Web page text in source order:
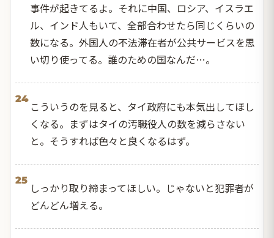
事件が起きてるよ。それに中国、ロシア、イスラエ
ル、インド人もいて、全部合わせたら同じくらいの
数になる。外国人の不法滞在者が公共サービスを思
い切り使ってる。誰のための国なんだ…。
24
こういうのを見ると、タイ政府にも本気出してほし
くなる。まずはタイの汚職役人の数を減らさない
と。そうすれば色々と良くなるはず。
25
しっかり取り締まってほしい。じゃないと犯罪者が
どんどん増える。